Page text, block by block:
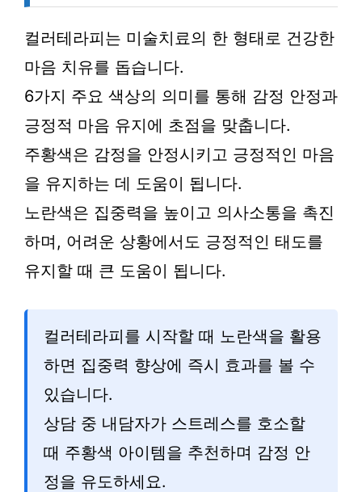
컬러테라피는 미술치료의 한 형태로 건강한
마음 치유를 돕습니다.
6가지 주요 색상의 의미를 통해 감정 안정과
긍정적 마음 유지에 초점을 맞춥니다.
주황색은 감정을 안정시키고 긍정적인 마음
을 유지하는 데 도움이 됩니다.
노란색은 집중력을 높이고 의사소통을 촉진
하며, 어려운 상황에서도 긍정적인 태도를
유지할 때 큰 도움이 됩니다.
컬러테라피를 시작할 때 노란색을 활용
하면 집중력 향상에 즉시 효과를 볼 수
있습니다.
상담 중 내담자가 스트레스를 호소할
때 주황색 아이템을 추천하며 감정 안
정을 유도하세요.